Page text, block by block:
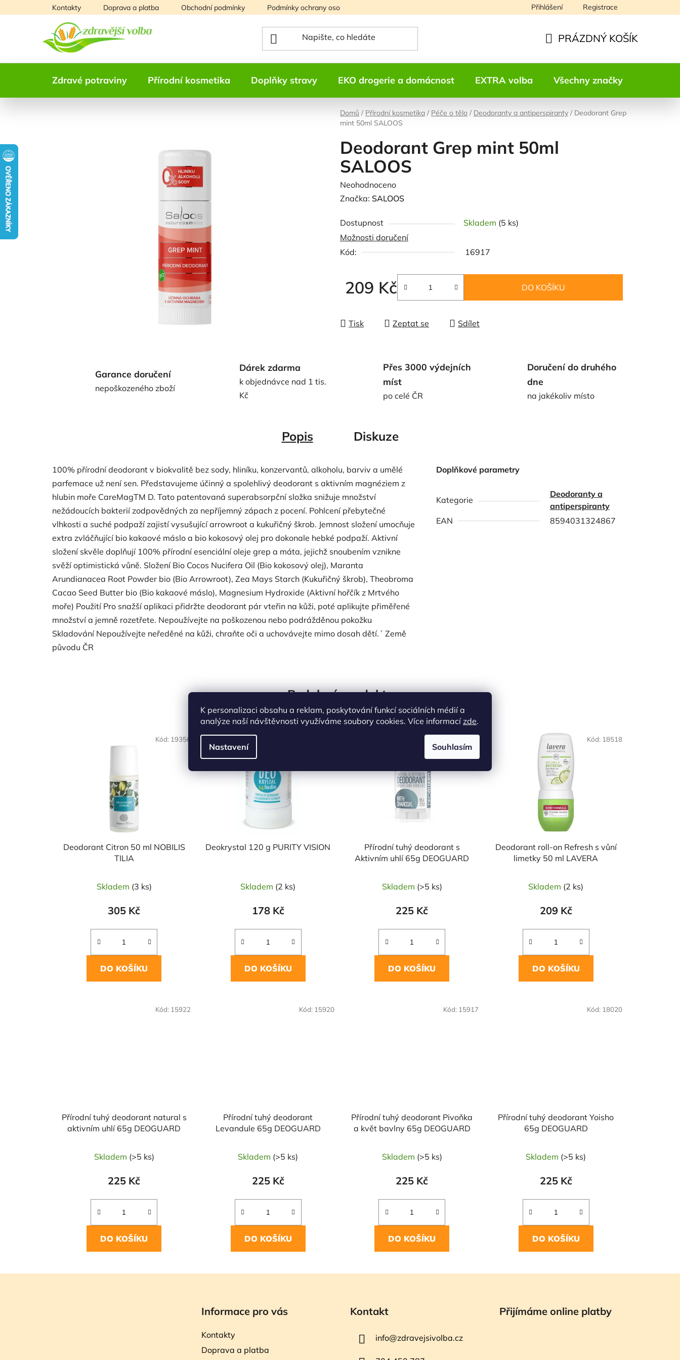
K personalizaci obsahu a reklam, poskytování funkcí sociálních médií a
analýze naší návštěvnosti využíváme soubory cookies. Více informacízde.
Nastavení Souhlasím
na
Kontakty Doprava a platba Obchodní podmínky Podmínky ochrany osobních údajů Přihlášení Registrace
KOŠÍK
PRÁZDNÝ KOŠÍK
Zdravé potraviny Přírodní kosmetika Doplňky stravy EKO drogerie a domácnost EXTRA volba Všechny značky
Domů / Přírodní kosmetika / Péče o tělo / Deodoranty a antiperspiranty / Deodorant Grep
mint 50ml SALOOS
Deodorant Grep mint 50ml
SALOOS
Průměrné
hodnocení
je
0,0
z
hvězdiček.
Neohodnoceno
Značka: SALOOS
Dostupnost Skladem (5 ks)
Možnosti doručení
Kód:
16917
209 Kč DO KOŠÍKU
Tisk Zeptat se Sdílet
Garance doručení
nepoškozeného zboží
Dárek zdarma
k objednávce nad 1 tis.
Kč
Přes 3000 výdejních
míst
po celé ČR
Doručení do druhého
dne
na jakékoliv místo
Popis Diskuze
100% přírodní deodorant v biokvalitě bez sody, hliníku, konzervantů, alkoholu, barviv a umělé
parfemace už není sen. Představujeme účinný a spolehlivý deodorant s aktivním magnéziem z
hlubin moře CareMagTM D. Tato patentovaná superabsorpční složka snižuje množství
nežádoucích bakterií zodpovědných za nepříjemný zápach z pocení. Pohlcení přebytečné
vlhkosti a suché podpaží zajistí vysušující arrowroot a kukuřičný škrob. Jemnost složení umocňuje
extra zvláčňující bio kakaové máslo a bio kokosový olej pro dokonale hebké podpaží. Aktivní
složení skvěle doplňují 100% přírodní esenciální oleje grep a máta, jejichž snoubením vznikne
svěží optimistická vůně. Složení Bio Cocos Nucifera Oil (Bio kokosový olej), Maranta
Arundianacea Root Powder bio (Bio Arrowroot), Zea Mays Starch (Kukuřičný škrob), Theobroma
Cacao Seed Butter bio (Bio kakaové máslo), Magnesium Hydroxide (Aktivní hořčík z Mrtvého
moře) Použití Pro snažší aplikaci přidržte deodorant pár vteřin na kůži, poté aplikujte přiměřené
množství a jemně rozetřete. Nepoužívejte na poškozenou nebo podrážděnou pokožku
Skladování Nepoužívejte neředěné na kůži, chraňte oči a uchovávejte mimo dosah dětí.´ Země
původu ČR
Doplňkové parametry
Kategorie
Deodoranty a
antiperspiranty
EAN
8594031324867
Podobné produkty
Deodorant Citron 50 ml NOBILIS
TILIA
Skladem (3 ks)
305 Kč
DO KOŠÍKU
Kód: 19356
Deokrystal 120 g PURITY VISION
Skladem (2 ks)
178 Kč
DO KOŠÍKU
Přírodní tuhý deodorant s
Aktivním uhlí 65g DEOGUARD
Skladem (>5 ks)
225 Kč
DO KOŠÍKU
Deodorant roll-on Refresh s vůní
limetky 50 ml LAVERA
Skladem (2 ks)
209 Kč
DO KOŠÍKU
Kód: 18518
Přírodní tuhý deodorant natural s
aktivním uhlí 65g DEOGUARD
Skladem (>5 ks)
225 Kč
DO KOŠÍKU
Kód: 15922
Přírodní tuhý deodorant
Levandule 65g DEOGUARD
Skladem (>5 ks)
225 Kč
DO KOŠÍKU
Kód: 15920
Přírodní tuhý deodorant Pivoňka
a květ bavlny 65g DEOGUARD
Skladem (>5 ks)
225 Kč
DO KOŠÍKU
Kód: 15917
Přírodní tuhý deodorant Yoisho
65g DEOGUARD
Skladem (>5 ks)
225 Kč
DO KOŠÍKU
Kód: 18020
Informace pro vás
Kontakty
Doprava a platba
Kontakt
info@zdravejsivolba.cz
Přijímáme online platby